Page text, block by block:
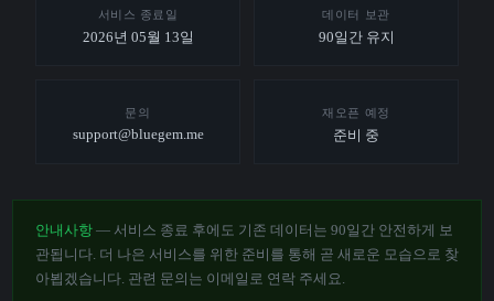
서비스 종료일
2026년 05월 13일
데이터 보관
90일간 유지
문의
support@bluegem.me
재오픈 예정
준비 중
안내사항 — 서비스 종료 후에도 기존 데이터는 90일간 안전하게 보
관됩니다. 더 나은 서비스를 위한 준비를 통해 곧 새로운 모습으로 찾
아뵙겠습니다. 관련 문의는 이메일로 연락 주세요.